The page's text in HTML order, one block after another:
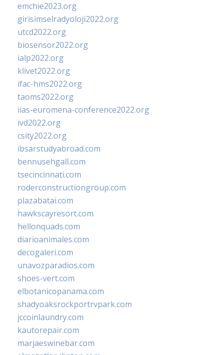
emchie2023.org
girisimselradyoloji2022.org
utcd2022.org
biosensor2022.org
ialp2022.org
klivet2022.org
ifac-hms2022.org
taoms2022.org
iias-euromena-conference2022.org
ivd2022.org
csity2022.org
ibsarstudyabroad.com
bennusehgall.com
tsecincinnati.com
roderconstructiongroup.com
plazabatai.com
hawkscayresort.com
hellonquads.com
diarioanimales.com
decogaleri.com
unavozparadios.com
shoes-vert.com
elbotanicopanama.com
shadyoaksrockportrvpark.com
jccoinlaundry.com
kautorepair.com
marjaeswinebar.com